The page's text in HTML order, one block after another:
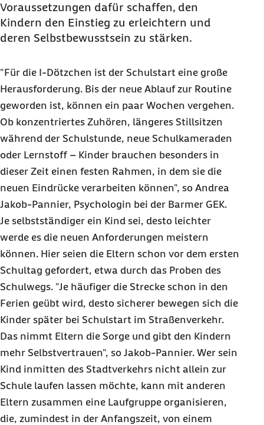
Voraussetzungen dafür schaffen, den
Kindern den Einstieg zu erleichtern und
deren Selbstbewusstsein zu stärken.
"Für die I-Dötzchen ist der Schulstart eine große
Herausforderung. Bis der neue Ablauf zur Routine
geworden ist, können ein paar Wochen vergehen.
Ob konzentriertes Zuhören, längeres Stillsitzen
während der Schulstunde, neue Schulkameraden
oder Lernstoff – Kinder brauchen besonders in
dieser Zeit einen festen Rahmen, in dem sie die
neuen Eindrücke verarbeiten können", so Andrea
Jakob-Pannier, Psychologin bei der Barmer GEK.
Je selbstständiger ein Kind sei, desto leichter
werde es die neuen Anforderungen meistern
können. Hier seien die Eltern schon vor dem ersten
Schultag gefordert, etwa durch das Proben des
Schulwegs. "Je häufiger die Strecke schon in den
Ferien geübt wird, desto sicherer bewegen sich die
Kinder später bei Schulstart im Straßenverkehr.
Das nimmt Eltern die Sorge und gibt den Kindern
mehr Selbstvertrauen", so Jakob-Pannier. Wer sein
Kind inmitten des Stadtverkehrs nicht allein zur
Schule laufen lassen möchte, kann mit anderen
Eltern zusammen eine Laufgruppe organisieren,
die, zumindest in der Anfangszeit, von einem